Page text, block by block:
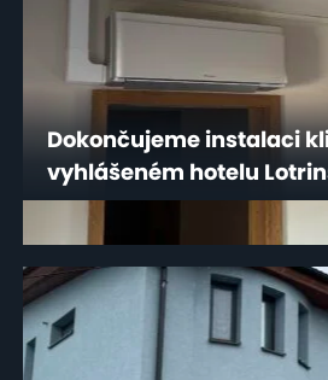
Dokončujeme instalaci
vyhlášeném hotelu